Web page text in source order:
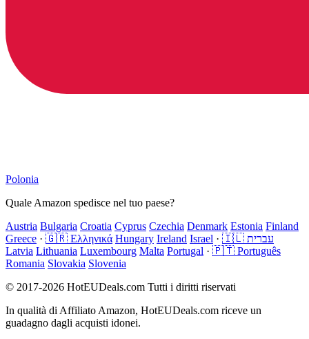
Polonia
Quale Amazon spedisce nel tuo paese?
Austria Bulgaria Croatia Cyprus Czechia Denmark Estonia Finland
Greece · 🇬🇷 Ελληνικά Hungary Ireland Israel ·
🇮🇱 עברית
Latvia Lithuania Luxembourg Malta Portugal · 🇵🇹 Português
Romania Slovakia Slovenia
© 2017-2026 HotEUDeals.com Tutti i diritti riservati
In qualità di Affiliato Amazon, HotEUDeals.com riceve un
guadagno dagli acquisti idonei.